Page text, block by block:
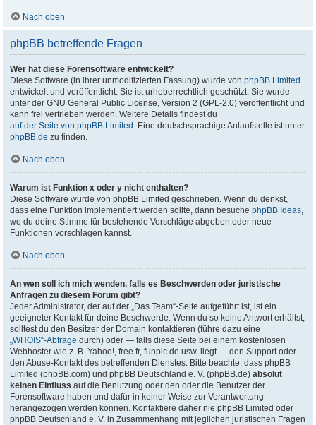
Nach oben
phpBB betreffende Fragen
Wer hat diese Forensoftware entwickelt?
Diese Software (in ihrer unmodifizierten Fassung) wurde vonphpBB Limited
entwickelt und veröffentlicht. Sie ist urheberrechtlich geschützt. Sie wurde
unter der GNU General Public License, Version 2 (GPL-2.0) veröffentlicht und
kann frei vertrieben werden. Weitere Details findest du
auf der Seite von phpBB Limited . Eine deutschsprachige Anlaufstelle ist unter
phpBB.de zu finden.
Nach oben
Warum ist Funktion x oder y nicht enthalten?
Diese Software wurde von phpBB Limited geschrieben. Wenn du denkst,
dass eine Funktion implementiert werden sollte, dann besuchephpBB Ideas,
wo du deine Stimme für bestehende Vorschläge abgeben oder neue
Funktionen vorschlagen kannst.
Nach oben
An wen soll ich mich wenden, falls es Beschwerden oder juristische
Anfragen zu diesem Forum gibt?
Jeder Administrator, der auf der „Das Team“-Seite aufgeführt ist, ist ein
geeigneter Kontakt für deine Beschwerde. Wenn du so keine Antwort erhältst,
solltest du den Besitzer der Domain kontaktieren (führe dazu eine
„WHOIS“-Abfrage durch) oder — falls diese Seite bei einem kostenlosen
Webhoster wie z. B. Yahoo!, free.fr, funpic.de usw. liegt — den Support oder
den Abuse-Kontakt des betreffenden Dienstes. Bitte beachte, dass phpBB
Limited (phpBB.com) und phpBB Deutschland e. V. (phpBB.de)absolut
keinen Einfluss auf die Benutzung oder den oder die Benutzer der
Forensoftware haben und dafür in keiner Weise zur Verantwortung
herangezogen werden können. Kontaktiere daher nie phpBB Limited oder
phpBB Deutschland e. V. in Zusammenhang mit jeglichen juristischen Fragen